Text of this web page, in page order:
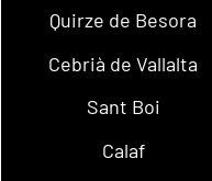
Quirze de Besora
Cebrià de Vallalta
Sant Boi
Calaf